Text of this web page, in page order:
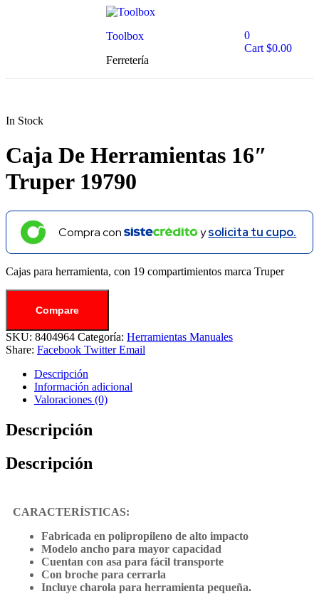
Toolbox
Ferretería
0
Cart $0.00
In Stock
Caja De Herramientas 16″
Truper 19790
Compra con ysolicita tu cupo.
Cajas para herramienta, con 19 compartimientos marca Truper
Compare
SKU: 8404964 Categoría: Herramientas Manuales
Share: Facebook Twitter Email
Descripción
Información adicional
Valoraciones (0)
Descripción
Descripción
CARACTERÍSTICAS:
Fabricada en polipropileno de alto impacto
Modelo ancho para mayor capacidad
Cuentan con asa para fácil transporte
Con broche para cerrarla
Incluye charola para herramienta pequeña.